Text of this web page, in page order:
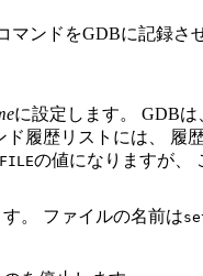
マンドをGDBに記録
に設定します。 GDB
履歴リストには、 履
の値になりますが、
。 ファイルの名前は